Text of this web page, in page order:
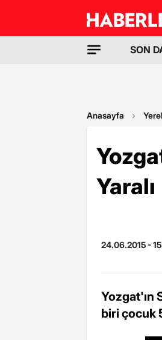
SON
Anasayfa Yerel
Yaralı
24.06.2015 -
Yozgat'ın
biri çocuk